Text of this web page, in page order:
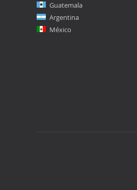
Guatemala
Argentina
México